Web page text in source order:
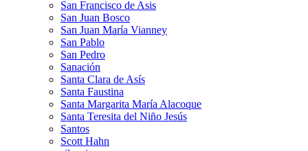
San Francisco de Asis
San Juan Bosco
San Juan María Vianney
San Pablo
San Pedro
Sanación
Santa Clara de Asís
Santa Faustina
Santa Margarita María Alacoque
Santa Teresita del Niño Jesús
Santos
Scott Hahn